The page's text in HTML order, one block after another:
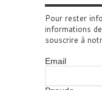
Pour rester
informations
souscrire à
Email